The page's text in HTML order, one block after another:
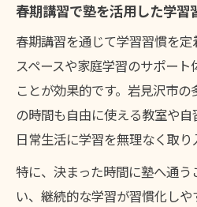
春期講習で塾を活用した学習
春期講習を通じて学習習慣を
スペースや家庭学習のサポー
ことが効果的です。岩見沢市
の時間も自由に使える教室や自
日常生活に学習を無理なく取り
特に、決まった時間に塾へ通
い、継続的な学習が習慣化し